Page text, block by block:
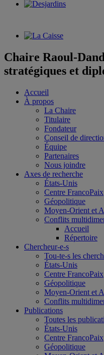
Chaire Raoul-
stratégiques et
Accueil
À propos
La Chaire
Titulaire
Fondateur
Conseil de
Équipe
Partenaires
Nous joindre
Axes de recherche
États-Unis
Centre FrancoPaix
Géopolitique
Moyen-Orient et
Conflits
Accueil
Répertoire
Chercheur-e-s
Tou-te-s les
États-Unis
Centre FrancoPaix
Géopolitique
Moyen-Orient et
Conflits
Publications
Toutes les
États-Unis
Centre FrancoPaix
Géopolitique